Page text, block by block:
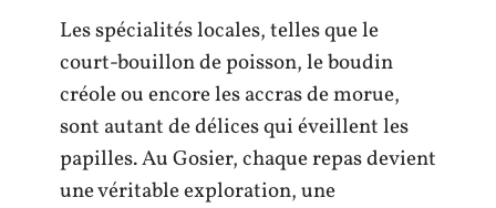
Les spécialités locales, telles que le
court-bouillon de poisson, le boudin
créole ou encore les accras de morue,
sont autant de délices qui éveillent les
papilles. Au Gosier, chaque repas devient
une véritable exploration, une